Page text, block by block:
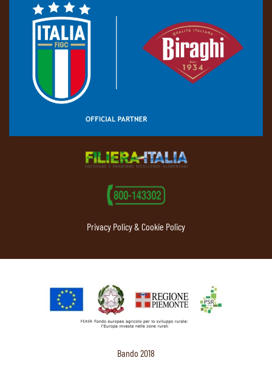
Privacy Policy & Cookie Policy
Bando 2018